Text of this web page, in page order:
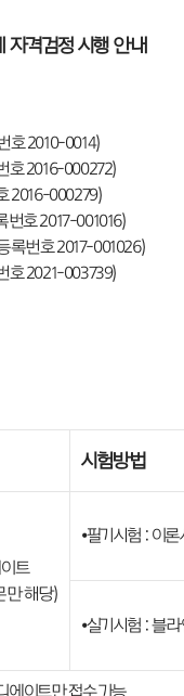
자격검정 시행 안내
호 2010-0014)
호 2016-000272)
2016-000279)
번호 2017-001016)
록번호 2017-001026)
호 2021-003739)
시험방법
트
만 해당)
⦁필기시험 : 이론
⦁실기시험 : 블
에이트만 접수 가능